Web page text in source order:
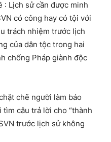
: Lịch sử cần được minh
có công hay có tội với
trách nhiệm trước lịch
của dân tộc trong hai
chống Pháp giành độc
chẽ người làm báo
câu trả lời cho “thành
trước lịch sử không